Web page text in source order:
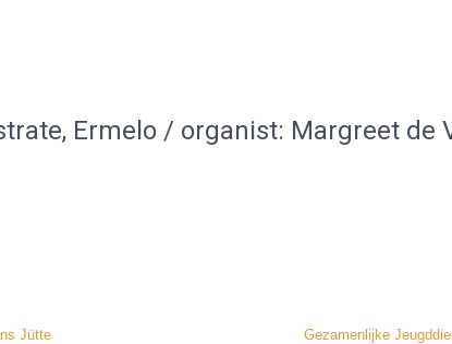
Ermelo / organist: Margreet de
Jütte Gezamenlijke